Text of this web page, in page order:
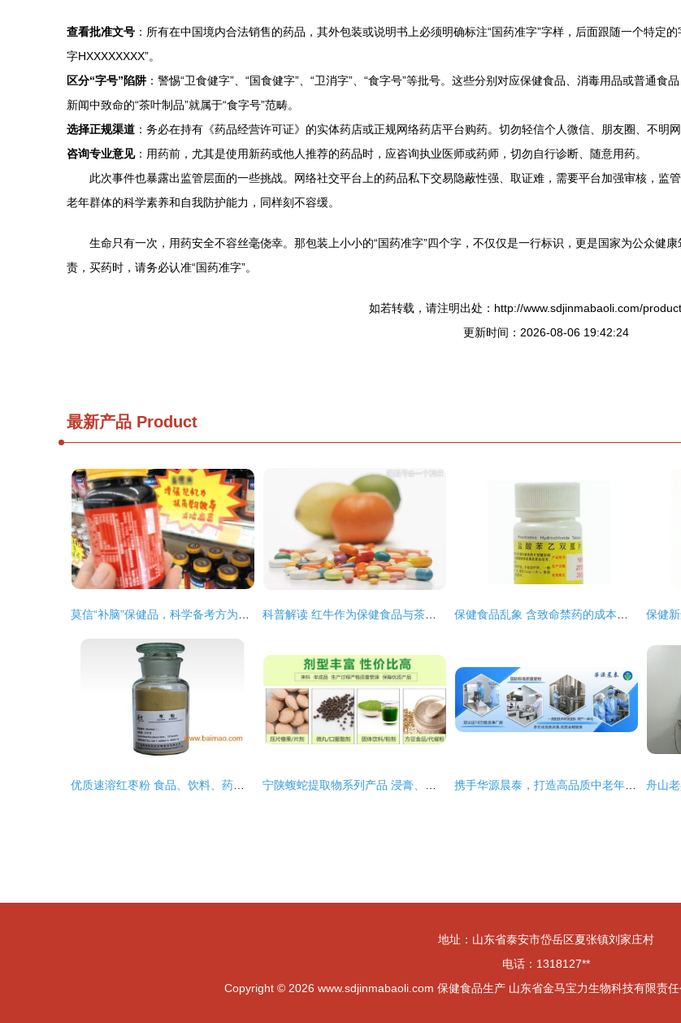
查看批准文号 ：所有在中国境内合法销售的药品，其外包装或说明书上必须明确标注“国药准字”字样，后面跟随一个特定
字HXXXXXXXX”。
区分“字号”陷阱：警惕“卫食健字”、“国食健字”、“卫消字”、“食字号”等批号。这些分别对应保健食品、消毒用品或普通食品
新闻中致命的“茶叶制品”就属于“食字号”范畴。
选择正规渠道 ：务必在持有《药品经营许可证》的实体药店或正规网络药店平台购药。切勿轻信个人微信、朋友圈、不明
咨询专业意见：用药前，尤其是使用新药或他人推荐的药品时，应咨询执业医师或药师，切勿自行诊断、随意用药。
此次事件也暴露出监管层面的一些挑战。网络社交平台上的药品私下交易隐蔽性强、取证难，需要平台加强审核，监
老年群体的科学素养和自我防护能力，同样刻不容缓。
生命只有一次，用药安全不容丝毫侥幸。那包装上小小的“国药准字”四个字，不仅仅是一行标识，更是国家为公众健
责，买药时，请务必认准“国药准字”。
如若转载，请注明出处：http://www.sdjinmabaoli.com/
更新时间：2026-08-06 19:42:24
最新产品 Product
地址：山东省泰安市岱岳区夏张镇刘家庄村
电话：1318127**
Copyright © 2026 www.sdjinmabaoli.com 保健食品生产 山东省金马宝力生物科技有限责任